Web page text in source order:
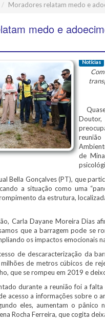
Moradores relatam medo e
medo e
Notícias
de
Bella Gonçalves (PT), que
a situação como uma
da estrutura,
Carla Dayane Moreira Dias
que a barragem pode se
os impactos emocionais
de descaracterização da
de metros cúbicos de
que se rompeu em 2019 e
durante a reunião foi a
acesso a informações sobre o
eles, aumentam o pânico
Rocha Ferreira, que cogita